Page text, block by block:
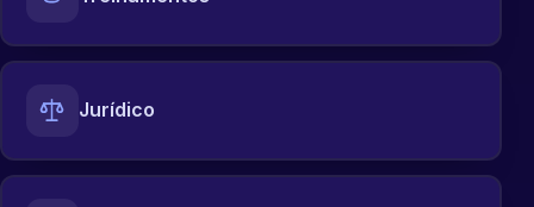
Jurídico